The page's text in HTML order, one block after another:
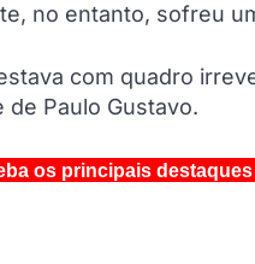
no entanto, sofreu
com quadro
de Paulo Gustavo.
os principais